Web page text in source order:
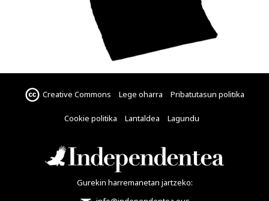
Creative Commons Lege oharra Pribatutasun politika
Cookie politika Lantaldea Lagundu
Gurekin harremanetan jartzeko: